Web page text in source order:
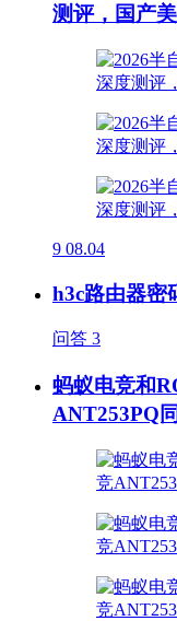
测评，国产
9 08.04
h3c路由器密
问答 3
蚂蚁电竞和
ANT253PQ